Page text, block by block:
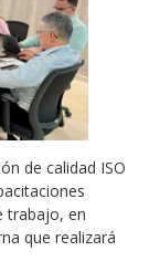
de calidad ISO
trabajo, en
que realizará